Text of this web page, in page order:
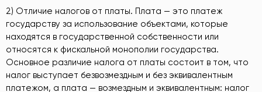
2) Отличие налогов от платы. Плата — это платеж
государству за использование объектами, которые
находятся в государственной собственности или
относятся к фискальной монополии государства.
Основное различие налога от платы состоит в том, что
налог выступает безвозмездным и без эквивалентным
платежом, а плата — возмездным и эквивалентным: налог